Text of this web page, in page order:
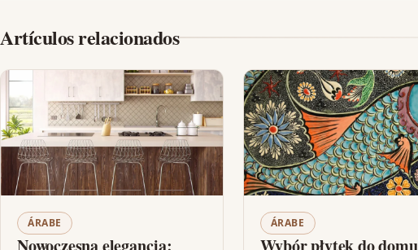
Artículos relacionados
ÁRABE ÁRABE